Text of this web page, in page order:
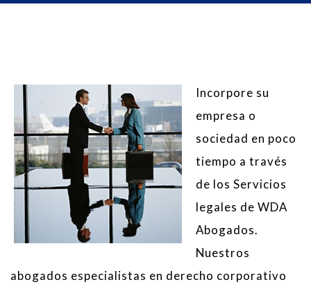
Incorpore su
empresa o
sociedad en poco
tiempo a través
de los Servicios
legales de WDA
Abogados.
Nuestros
abogados especialistas en derecho corporativo